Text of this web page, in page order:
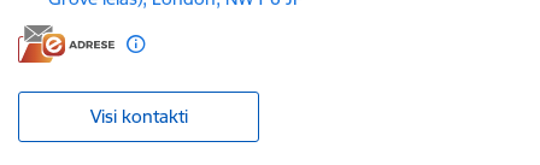
Visi kontakti